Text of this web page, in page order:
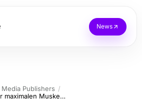
News
Publishers
Testosteron Booster für maximalen Muskelaufbau – Fitnesshaus24 hat’s